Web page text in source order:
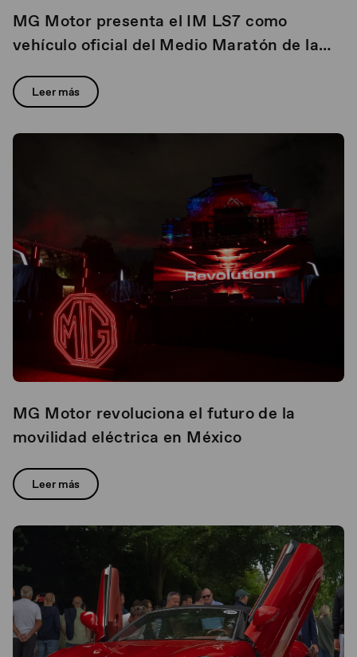
MG Motor presenta el IM LS7 como
vehículo oficial del Medio Maratón de la
ediciones 2025
Leer más
MG Motor revoluciona el futuro de la
movilidad eléctrica en México
Leer más